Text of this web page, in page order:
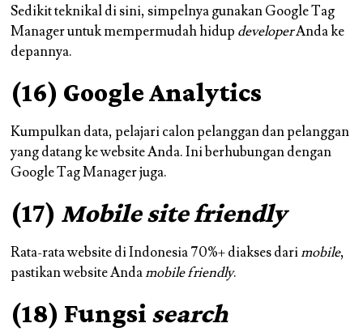
Sedikit teknikal di sini, simpelnya gunakan Google Tag
Manager untuk mempermudah hidup developerAnda ke
depannya.
(16) Google Analytics
Kumpulkan data, pelajari calon pelanggan dan pelanggan
yang datang ke website Anda. Ini berhubungan dengan
Google Tag Manager juga.
(17) Mobile site friendly
Rata-rata website di Indonesia 70%+ diakses darimobile,
pastikan website Andamobile friendly.
(18) Fungsi search